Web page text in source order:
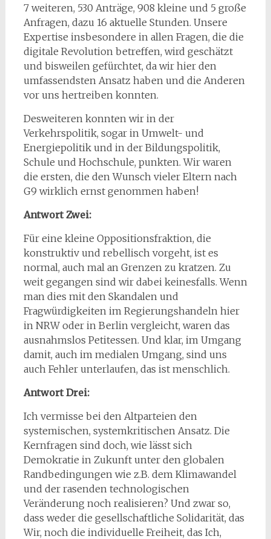
7 weiteren, 530 Anträge, 908 kleine und 5 große
Anfragen, dazu 16 aktuelle Stunden. Unsere
Expertise insbesondere in allen Fragen, die die
digitale Revolution betreffen, wird geschätzt
und bisweilen gefürchtet, da wir hier den
umfassendsten Ansatz haben und die Anderen
vor uns hertreiben konnten.
Desweiteren konnten wir in der
Verkehrspolitik, sogar in Umwelt- und
Energiepolitik und in der Bildungspolitik,
Schule und Hochschule, punkten. Wir waren
die ersten, die den Wunsch vieler Eltern nach
G9 wirklich ernst genommen haben!
Antwort Zwei:
Für eine kleine Oppositionsfraktion, die
konstruktiv und rebellisch vorgeht, ist es
normal, auch mal an Grenzen zu kratzen. Zu
weit gegangen sind wir dabei keinesfalls. Wenn
man dies mit den Skandalen und
Fragwürdigkeiten im Regierungshandeln hier
in NRW oder in Berlin vergleicht, waren das
ausnahmslos Petitessen. Und klar, im Umgang
damit, auch im medialen Umgang, sind uns
auch Fehler unterlaufen, das ist menschlich.
Antwort Drei:
Ich vermisse bei den Altparteien den
systemischen, systemkritischen Ansatz. Die
Kernfragen sind doch, wie lässt sich
Demokratie in Zukunft unter den globalen
Randbedingungen wie z.B. dem Klimawandel
und der rasenden technologischen
Veränderung noch realisieren? Und zwar so,
dass weder die gesellschaftliche Solidarität, das
Wir, noch die individuelle Freiheit, das Ich,